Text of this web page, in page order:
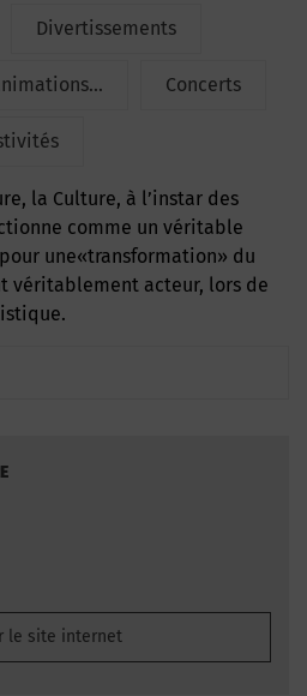
Divertissements
Concerts
comme un véritable
une«transformation» du
véritablement acteur, lors de
le site internet